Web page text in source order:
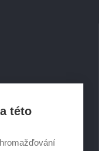
této